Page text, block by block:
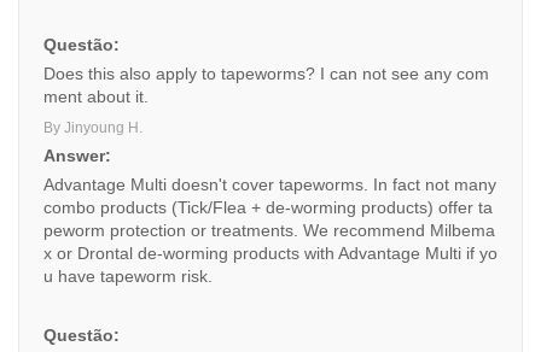
Questão:
Does this also apply to tapeworms? I can not see any com
ment about it.
By Jinyoung H.
Answer:
Advantage Multi doesn't cover tapeworms. In fact not many
combo products (Tick/Flea + de-worming products) offer ta
peworm protection or treatments. We recommend Milbema
x or Drontal de-worming products with Advantage Multi if yo
u have tapeworm risk.
Questão: